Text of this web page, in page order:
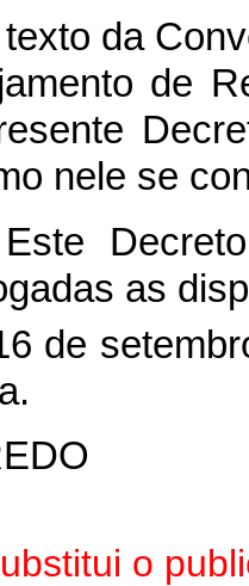
da
de
nele se
as
de
o